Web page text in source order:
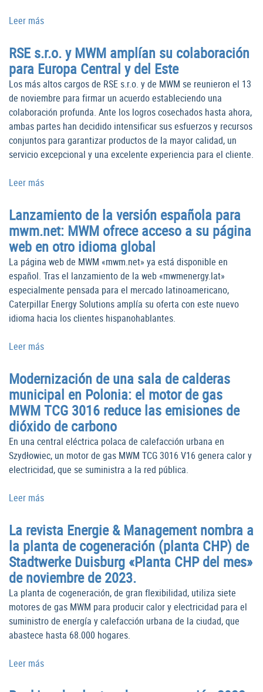
Leer más
RSE s.r.o. y MWM amplían su colaboración
para Europa Central y del Este
Los más altos cargos de RSE s.r.o. y de MWM se reunieron el 13
de noviembre para firmar un acuerdo estableciendo una
colaboración profunda. Ante los logros cosechados hasta ahora,
ambas partes han decidido intensificar sus esfuerzos y recursos
conjuntos para garantizar productos de la mayor calidad, un
servicio excepcional y una excelente experiencia para el cliente.
Leer más
Lanzamiento de la versión española para
mwm.net: MWM ofrece acceso a su página
web en otro idioma global
La página web de MWM «mwm.net» ya está disponible en
español. Tras el lanzamiento de la web «mwmenergy.lat»
especialmente pensada para el mercado latinoamericano,
Caterpillar Energy Solutions amplía su oferta con este nuevo
idioma hacia los clientes hispanohablantes.
Leer más
Modernización de una sala de calderas
municipal en Polonia: el motor de gas
MWM TCG 3016 reduce las emisiones de
dióxido de carbono
En una central eléctrica polaca de calefacción urbana en
Szydłowiec, un motor de gas MWM TCG 3016 V16 genera calor y
electricidad, que se suministra a la red pública.
Leer más
La revista Energie & Management nombra a
la planta de cogeneración (planta CHP) de
Stadtwerke Duisburg «Planta CHP del mes»
de noviembre de 2023.
La planta de cogeneración, de gran flexibilidad, utiliza siete
motores de gas MWM para producir calor y electricidad para el
suministro de energía y calefacción urbana de la ciudad, que
abastece hasta 68.000 hogares.
Leer más